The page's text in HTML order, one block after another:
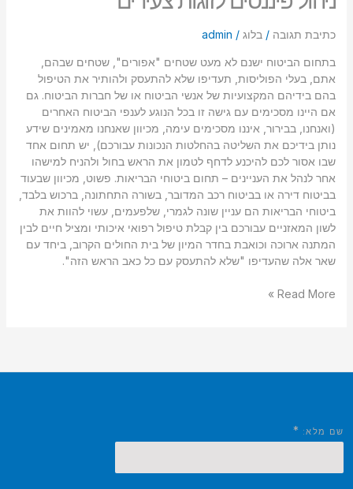
כתיבת תגובה / בלוג/
admin
בתחום הביטוח ישנם לא מעט שטחים "אפורים", שטחים שבהם,
אתם, בעלי הפוליסות, תעדיפו שלא להתעסק ולהותיר את הטיפול
בהם בידיהם המקצועיות של אנשי הביטוח או של חברות הביטוח. גם
אם היינו מסכימים עם גישה זו בכל הנוגע לענפי הביטוח האחרים
(ואנחנו, בבירור, איננו מסכימים עימה, מכיוון שאנחנו מאמינים שידע
נותן בידיכם את השליטה בהחלטות הנכונות עבורכם), יש תחום אחד
שבו אסור לכם להיכנע לדחף לטמון את הראש בחול ולהניח למישהו
אחר לנהל את העניינים – תחום ביטוחי הבריאות. פשוט, מכיוון שבעוד
בביטוח דירה או בביטוח רכב המדובר, בשורה התחתונה, ברכוש בלבד,
ביטוחי הבריאות הם עניין שונה לגמרי, שלפעמים, עשוי להוות את
לשון המאזניים עבורכם בין קבלת טיפול רפואי איכותי ומציל חיים לבין
המתנה ארוכה וכואבת בחדר המיון של בית החולים הקרוב, ביחד עם
שאר אלה שהעדיפו "שלא להתעסק עם כל כאב הראש הזה".
Read More »
שם מלא: *